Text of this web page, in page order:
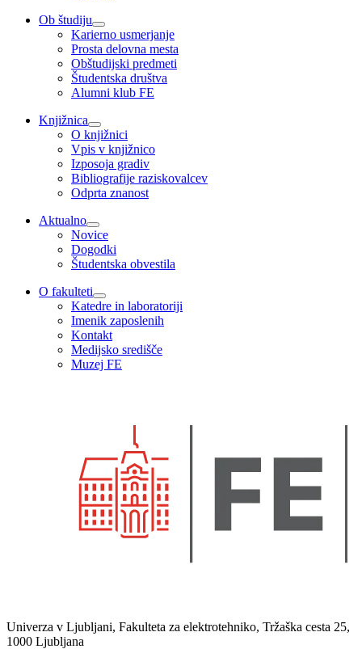
Ob študiju
Karierno usmerjanje
Prosta delovna mesta
Obštudijski predmeti
Študentska društva
Alumni klub FE
Knjižnica
O knjižnici
Vpis v knjižnico
Izposoja gradiv
Bibliografije raziskovalcev
Odprta znanost
Aktualno
Novice
Dogodki
Študentska obvestila
O fakulteti
Katedre in laboratoriji
Imenik zaposlenih
Kontakt
Medijsko središče
Muzej FE
Univerza v Ljubljani, Fakulteta za elektrotehniko, Tržaška cesta 25,
1000 Ljubljana